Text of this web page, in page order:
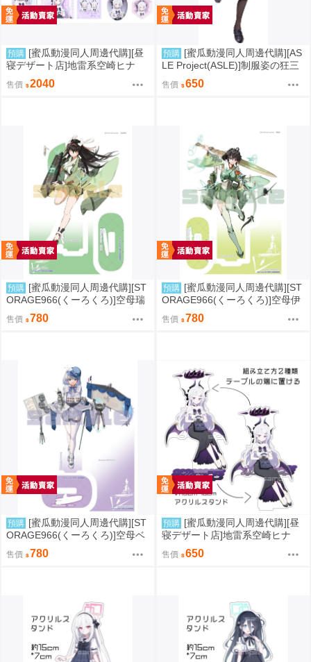
預購 [蜜瓜動漫同人周邊代購][昼
寝デザート店]地雷系空崎ヒナ
グッズ7点セット(蔚藍檔案)(同人
周邊)
售價 2040
預購 [蜜瓜動漫同人周邊代購][AS
LE Project(ASLE)]制服姿の狂三
アクリルスタンド(同人周邊)
售價 650
預購 [蜜瓜動漫同人周邊代購][ST
ORAGE966(くーろくろ)]空母瑞
鳳アクリルスタンド(同人周邊)
售價 780
預購 [蜜瓜動漫同人周邊代購][ST
ORAGE966(くーろくろ)]空母伊
吹アクリルスタンド(同人周邊)
售價 780
預購 [蜜瓜動漫同人周邊代購][ST
ORAGE966(くーろくろ)]空母ベ
アルンアクリルスタンド(同人周
邊)
售價 780
預購 [蜜瓜動漫同人周邊代購][昼
寝デザート店]地雷系空崎ヒナ
アクリルスタンド(蔚藍檔案)(同
人周邊)
售價 650